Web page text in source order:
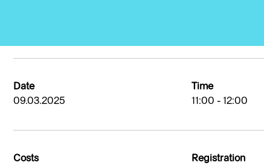
Date
09.03.2025
Time
11:00 - 12:00
Costs
Registration